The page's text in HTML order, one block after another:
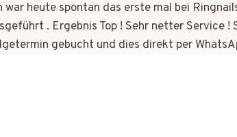
war heute spontan das erste mal bei
. Ergebnis Top ! Sehr netter Service
gebucht und dies direkt per